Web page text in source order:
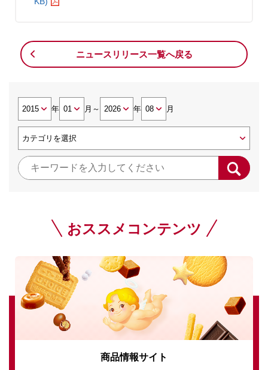
ニュースリリース一覧へ戻る
年 月 ～ 年 月
おススメコンテンツ
商品情報サイト